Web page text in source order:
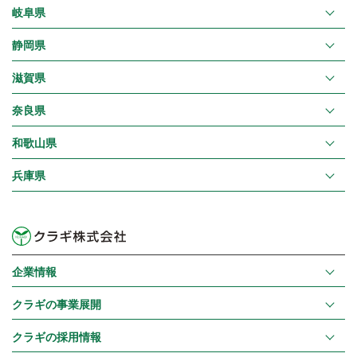
岐阜県
静岡県
滋賀県
奈良県
和歌山県
兵庫県
企業情報
クラギの事業展開
クラギの採用情報